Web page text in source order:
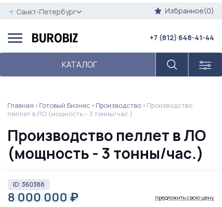
Санкт-Петербург Избранное(0)
КАТАЛОГ
+7 (812) 648-41-44
Главная Готовый Бизнес Производство
Производство
пеллет в ЛО (мощность - 3 тонны/час.)
Производство пеллет в ЛО
(мощность - 3 тонны/час.)
ID: 360388
8 000 000 ₽ предложить свою цену